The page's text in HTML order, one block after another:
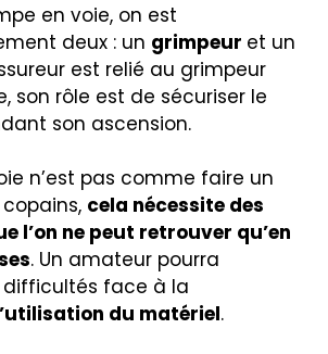
en voie, on est
deux : un grimpeur et un
est relié au grimpeur
son rôle est de sécuriser le
son ascension.
n’est pas comme faire un
cela nécessite des
l’on ne peut retrouver qu’en
. Un amateur pourra
difficultés face à la
du matériel.